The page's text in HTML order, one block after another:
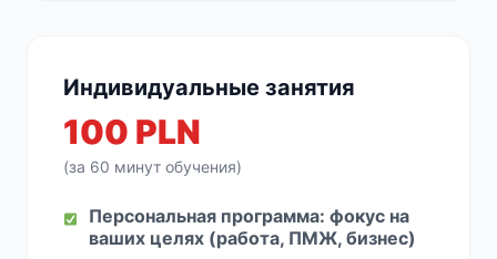
Индивидуальные занятия
100 PLN
(за 60 минут обучения)
Персональная программа: фокус на
ваших целях (работа, ПМЖ, бизнес)